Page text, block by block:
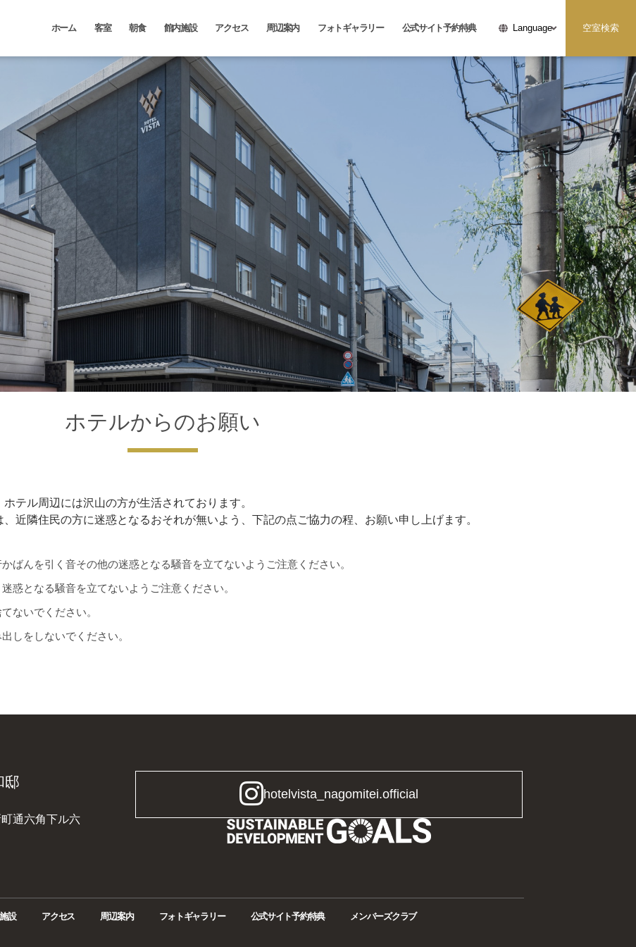
ホーム 客室 朝食 館内施設 アクセス 周辺案内 フォトギャラリー 公式サイト予約特典 Language 空室検索
ホテルからのお願い
テル周辺には沢山の方が生活されております。
近隣住民の方に迷惑となるおそれが無いよう、下記の点ご協力の程、お願い申し上げます。
ばんを引く音その他の迷惑となる騒音を立てないようご注意ください。
惑となる騒音を立てないようご注意ください。
ないでください。
しをしないでください。
邸
通六角下ル六
hotelvista_nagomitei.official
設 アクセス 周辺案内 フォトギャラリー 公式サイト予約特典 メンバーズクラブ